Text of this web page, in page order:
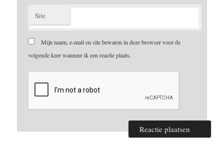
Site
Mijn naam, e-mail en site bewaren in deze browser voor de
volgende keer wanneer ik een reactie plaats.